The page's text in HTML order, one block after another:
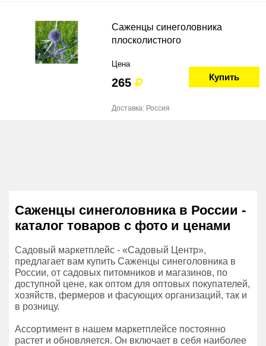
Саженцы синеголовника
плосколистного
Цена
265 Купить
Доставка: Россия
Саженцы синеголовника в России -
каталог товаров с фото и ценами
Садовый маркетплейс - «Садовый Центр»,
предлагает вам купить Саженцы синеголовника в
России, от садовых питомников и магазинов, по
доступной цене, как оптом для оптовых покупателей,
хозяйств, фермеров и фасующих организаций, так и
в розницу.
Ассортимент в нашем маркетплейсе постоянно
растет и обновляется. Он включает в себя наиболее